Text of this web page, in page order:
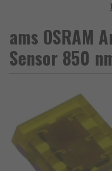
ams OSRAM
Sensor 850